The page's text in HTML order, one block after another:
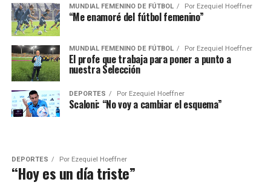
MUNDIAL FEMENINO DE FÚTBOL Por Ezequiel Hoeffner
“Me enamoré del fútbol femenino”
MUNDIAL FEMENINO DE FÚTBOL Por Ezequiel Hoeffner
El profe que trabaja para poner a punto a
nuestra Selección
DEPORTES Por Ezequiel Hoeffner
Scaloni: “No voy a cambiar el esquema”
DEPORTES Por Ezequiel Hoeffner
“Hoy es un día triste”